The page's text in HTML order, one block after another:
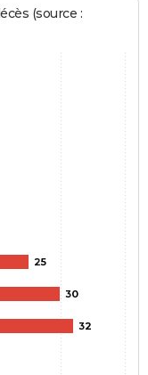
(source :
25
30
32